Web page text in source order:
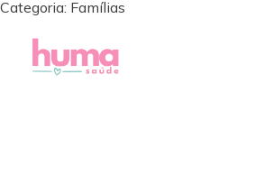
Categoria: Famílias